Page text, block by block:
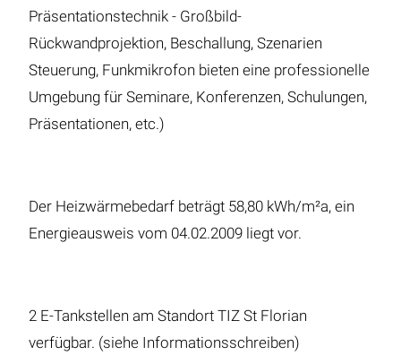
Präsentationstechnik - Großbild-
Rückwandprojektion, Beschallung, Szenarien
Steuerung, Funkmikrofon bieten eine professionelle
Umgebung für Seminare, Konferenzen, Schulungen,
Präsentationen, etc.)
Der Heizwärmebedarf beträgt 58,80 kWh/m²a, ein
Energieausweis vom 04.02.2009 liegt vor.
2 E-Tankstellen am Standort TIZ St Florian
verfügbar. (siehe Informationsschreiben)